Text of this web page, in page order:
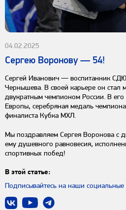
04.02.2025
Сергею Воронову — 54!
Сергей Иванович — воспитанник
Чернышева. В своей карьере он стал
двукратным чемпионом России. В
Европы, серебряная медаль
финалиста Кубка МХЛ.
Мы поздравляем Сергея Воронова с
ему душевного равновесия,
спортивных побед!
В этой статье:
Подписывайтесь на наши социальные